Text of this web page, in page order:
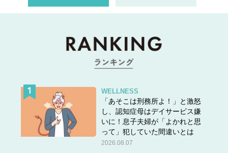
his breath to see how long he could last.
リアムと私はどれくらい息が止められるか試しました。
Emilyheldherbreathwhen the movie got really scary.
エミリーは映画がとても怖くなった時、息を止めました。
私の娘たちは、トンネルを通るたびに息をどれだけ止めら
れるかいつもチャレンジしています（笑）
WELLNESS
「あそこは刑務所よ！」と激怒
し、認知症母はデイサービス嫌
いに！息子夫婦が「よかれと思
って」犯していた間違いとは
2026.08.07